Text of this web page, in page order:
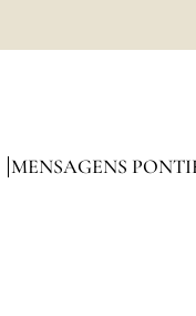
MENSAGENS